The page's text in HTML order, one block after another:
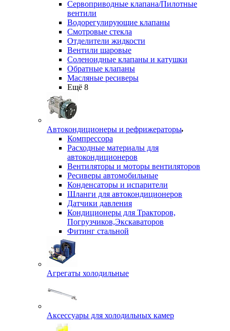
Сервоприводные клапана/Пилотные
вентили
Водорегулирующие клапаны
Смотровые стекла
Отделители жидкости
Вентили шаровые
Соленоидные клапаны и катушки
Обратные клапаны
Масляные ресиверы
Ещё 8
Автокондиционеры и рефрижераторы
Компрессора
Расходные материалы для
автокондиционеров
Вентиляторы и моторы вентиляторов
Ресиверы автомобильные
Конденсаторы и испарители
Шланги для автокондиционеров
Датчики давления
Кондиционеры для Тракторов,
Погрузчиков,Экскаваторов
Фитинг стальной
Агрегаты холодильные
Аксессуары для холодильных камер